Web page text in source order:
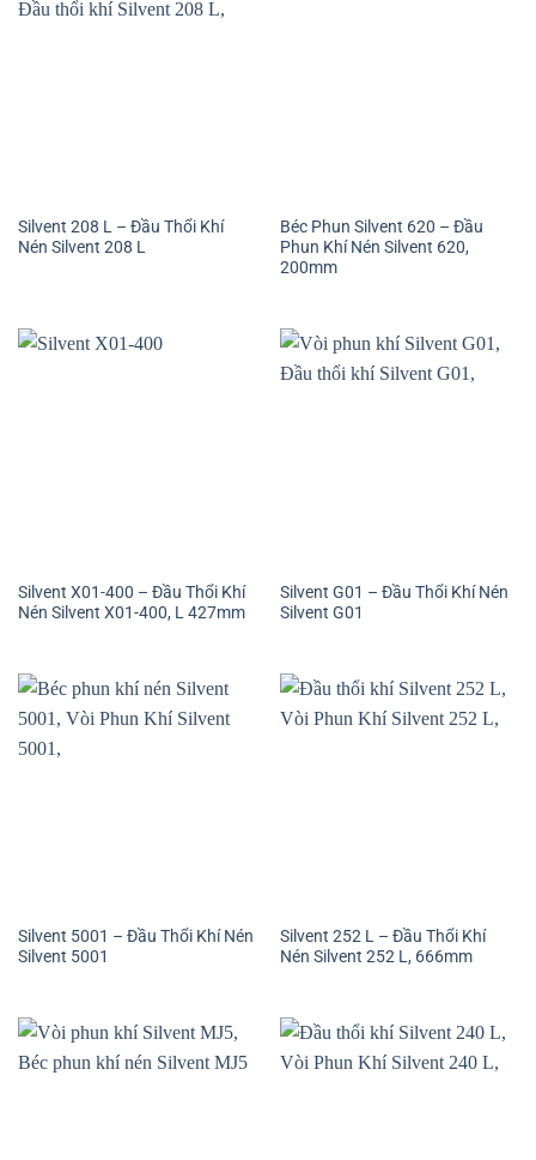
Silvent 208 L – Đầu Thổi Khí
Nén Silvent 208 L
Béc Phun Silvent 620 – Đầu
Phun Khí Nén Silvent 620,
200mm
Silvent X01-400 – Đầu Thổi Khí
Nén Silvent X01-400, L 427mm
Silvent G01 – Đầu Thổi Khí Nén
Silvent G01
Silvent 5001 – Đầu Thổi Khí Nén
Silvent 5001
Silvent 252 L – Đầu Thổi Khí
Nén Silvent 252 L, 666mm